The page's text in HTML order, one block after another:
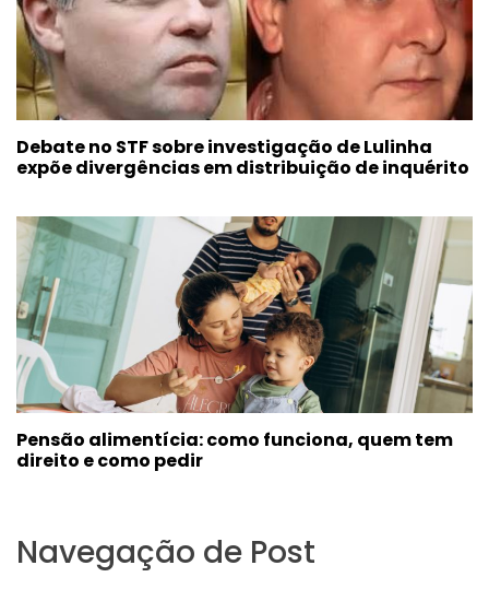
Debate no STF sobre investigação de Lulinha
expõe divergências em distribuição de inquérito
Pensão alimentícia: como funciona, quem tem
direito e como pedir
Navegação de Post